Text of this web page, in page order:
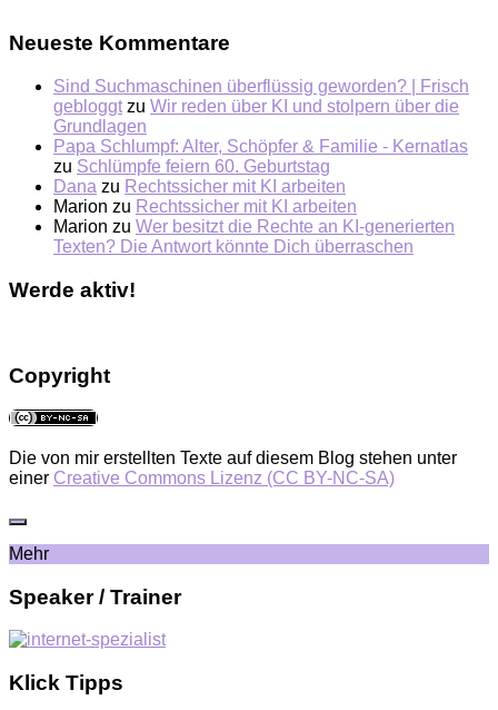
Neueste Kommentare
Sind Suchmaschinen überflüssig geworden? | Frisch
gebloggt zu Wir reden über KI und stolpern über die
Grundlagen
Papa Schlumpf: Alter, Schöpfer & Familie - Kernatlas
zu Schlümpfe feiern 60. Geburtstag
Dana zu Rechtssicher mit KI arbeiten
Marion zu Rechtssicher mit KI arbeiten
Marion zu Wer besitzt die Rechte an KI-generierten
Texten? Die Antwort könnte Dich überraschen
Werde aktiv!
Copyright
Die von mir erstellten Texte auf diesem Blog stehen unter
einer Creative Commons Lizenz (CC BY-NC-SA)
Mehr
Speaker / Trainer
Klick Tipps